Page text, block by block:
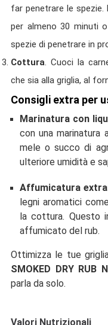
far penetrare le
per almeno 30 minuti
spezie di penetrare in
Cottura. Cuoci la
che sia alla griglia, al
Consigli extra per
Marinatura con
con una marinatura
mele o succo di
ulteriore umidità e
Affumicatura
legni aromatici
la cottura. Questo
affumicato del rub.
Ottimizza le tue
SMOKED DRY RUB
parla da solo.
Valori Nutrizionali